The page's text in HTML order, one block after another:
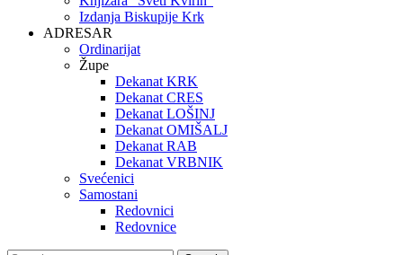
Izdanja Biskupije Krk
ADRESAR
Ordinarijat
Župe
Dekanat KRK
Dekanat CRES
Dekanat LOŠINJ
Dekanat OMIŠALJ
Dekanat RAB
Dekanat VRBNIK
Svećenici
Samostani
Redovnici
Redovnice